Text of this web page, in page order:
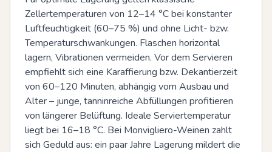
Zellertemperaturen von 12–14 °C bei konstanter
Luftfeuchtigkeit (60–75 %) und ohne Licht- bzw.
Temperaturschwankungen. Flaschen horizontal
lagern, Vibrationen vermeiden. Vor dem Servieren
empfiehlt sich eine Karaffierung bzw. Dekantierzeit
von 60–120 Minuten, abhängig vom Ausbau und
Alter – junge, tanninreiche Abfüllungen profitieren
von längerer Belüftung. Ideale Serviertemperatur
liegt bei 16–18 °C. Bei Monvigliero-Weinen zahlt
sich Geduld aus: ein paar Jahre Lagerung mildert die